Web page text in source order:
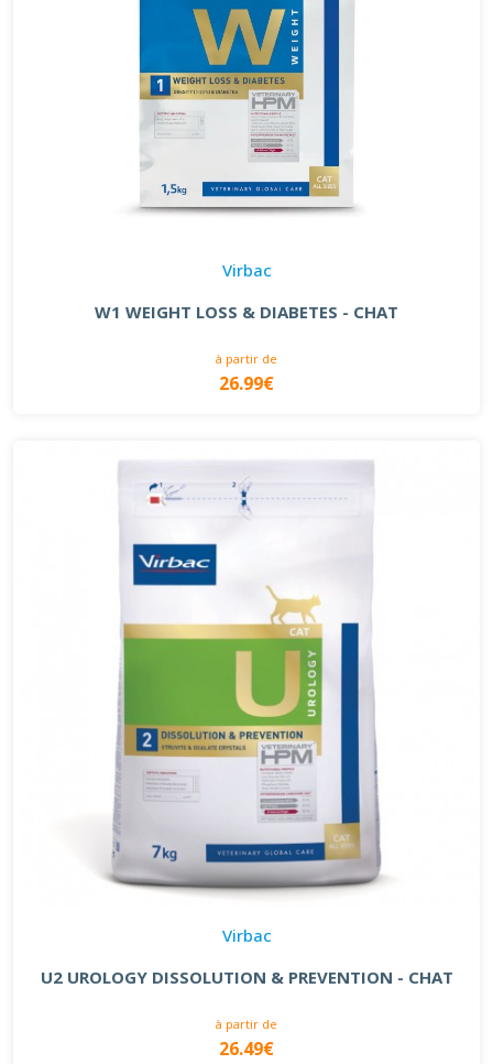
Virbac
W1 WEIGHT LOSS & DIABETES - CHAT
à partir de
26.99€
Virbac
U2 UROLOGY DISSOLUTION & PREVENTION - CHAT
à partir de
26.49€